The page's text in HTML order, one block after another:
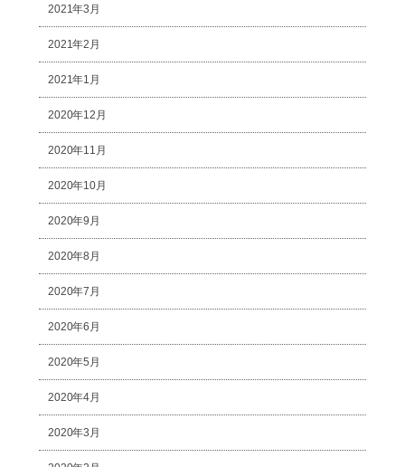
2021年3月
2021年2月
2021年1月
2020年12月
2020年11月
2020年10月
2020年9月
2020年8月
2020年7月
2020年6月
2020年5月
2020年4月
2020年3月